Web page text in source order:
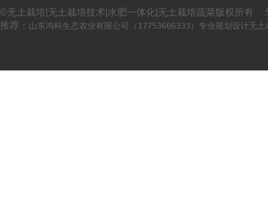
©无土栽培|无土栽培技术|水肥一体化|无土栽培蔬菜版权所有
推荐： 山东鸿科生态农业有限公司（17753606333）专业规划设计无